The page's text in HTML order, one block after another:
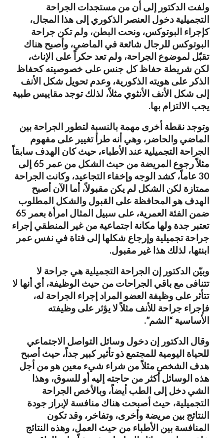
ولفت الدكتور إلى أن من مستجدات الجراحة
التجميلية دخول العنصر الذكوري إلى هذا المجال،
كإجراء البوتوكس، ونحت البطن، ولم تكن جراحة
البوتوكس للرجال شائعة في الماضي، وأصبح هناك
تقبّل لموضوع الجراحة، ولم تعد حكراً على الإناث،
لكن شريطة حفاظ كل جنس على خصوصيته كحفاظ
الذكر على هويته الذكورية، وعدم تحويل شكل الأنف
إلى شكل الأنف الأنثوي مثلاً، لذلك توجد مقاييس طبية
يجب الالتزام بها.
وتوجد نقطة أخرى مهمة بالنسبة لتطور الجراحة بين
الماضي والحاضر، وهي أنه طرأ تغيير على مفهوم
الجراحة التجميلية عند الأطباء، حيث كان الهدف سابقاً
مثلاً رجوع المريضة من حيث الشكل من عمر 65 إلى
30 عاماً، كشد الوجه وإخفاء التجاعيد، وكانت الجراحة
ممتازة لكن الشكل لم يكن مقبولاً، أما الآن أصبح
الهدف هو المحافظة على القبول والشكل المطلوب
ضمن الفئة العمرية، على سبيل المثال امرأة بعمر 65
تعتبر جدة ولها مكانة اجتماعية من غير المنطقي إجراء
جراحة تجميلية وإرجاع شكلها إلى فتاة في نفس عمر
ابنتها، لذلك هذا غير مقبول.
وبيّن الدكتور إن الجراحة التجميلية هي جراحة لا
تتنافى مع باقي الجراحات من حيث الوظيفة، أي أنها لا
تتأثر على وظيفة العضو المراد إجراء الجراحة له،
فإجراء جراحة للأنف مثلاً لا يؤثر على وظيفته
الأساسية “الشم”.
وقال الدكتور إن دخول وسائل التواصل الاجتماعي
للحياة اليومية للمجتمع ذو تأثير كبير جداً، حيث أصبح
هدف الشخص مثلاً من شراء شيء معين هو من أجل
هذه الوسائل أكثر من حاجته إليه أو للسوق، وهذا
الشي دخل إلى الطب أيضاً، وبالأخص الجراحة
التجميلية، حيث أصبحت هناك منافسة لإبراز جودة
النتائج بين مريضة وأخرى، وتفاخر، وقد تكون
المنافسة بين الأطباء من حيث العمل، وهذه النتائج